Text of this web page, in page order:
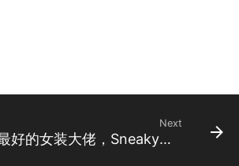
Next
LOL玩的最好的女装大佬，Sneaky如何走上不归路？